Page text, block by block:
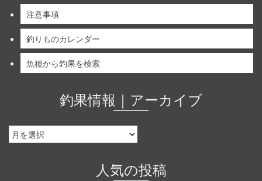
注意事項
釣りものカレンダー
魚種から釣果を検索
釣果情報｜アーカイブ
釣
果
人気の投稿